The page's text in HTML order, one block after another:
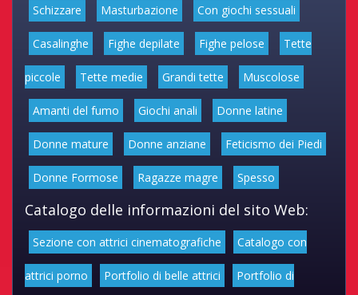
Schizzare Masturbazione Con giochi sessuali
Casalinghe Fighe depilate Fighe pelose Tette
piccole Tette medie Grandi tette Muscolose
Amanti del fumo Giochi anali Donne latine
Donne mature Donne anziane Feticismo dei Piedi
Donne Formose Ragazze magre Spesso
Catalogo delle informazioni del sito Web:
Sezione con attrici cinematografiche Catalogo con
attrici porno Portfolio di belle attrici Portfolio di